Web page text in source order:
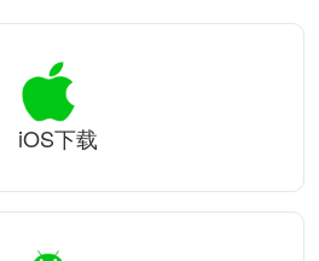
iOS下载